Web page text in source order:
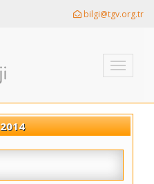
bilgi@tgv.org.tr
Toggle